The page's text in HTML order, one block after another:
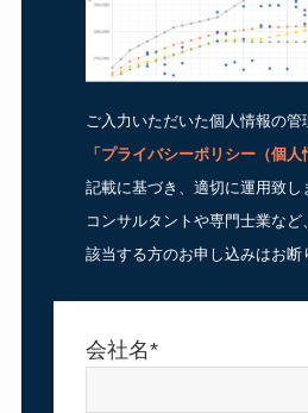
ご入力いただいた個人情報の管
「 プライバシーポリシー（個人
記載に基づき、適切に運用致し
コンサルタントや専門士業な
該当する方のお申し込みはお断
会社名*